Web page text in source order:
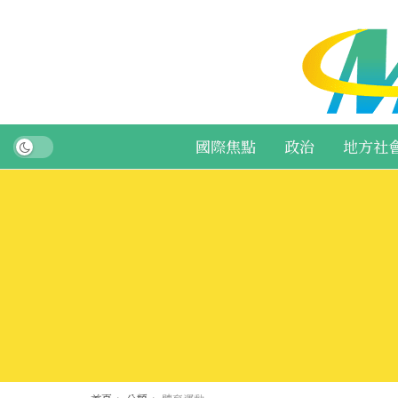
國際焦點 政治 地方社